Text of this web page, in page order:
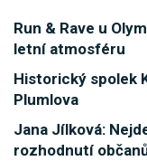
Run & Rave u
letní atmosféru
Historický spolek
Plumlova
Jana Jílková:
rozhodnutí